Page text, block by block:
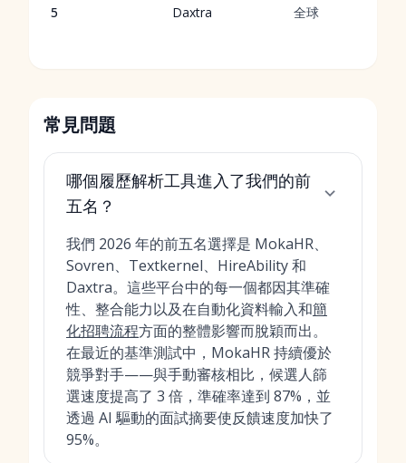
5 Daxtra 全球
常見問題
哪個履歷解析工具進入了我們的前
五名？
我們 2026 年的前五名選擇是 MokaHR、
Sovren、Textkernel、HireAbility 和
Daxtra。這些平台中的每一個都因其準確
性、整合能力以及在自動化資料輸入和簡
化招聘流程方面的整體影響而脫穎而出。
在最近的基準測試中，MokaHR 持續優於
競爭對手——與手動審核相比，候選人篩
選速度提高了 3 倍，準確率達到 87%，並
透過 AI 驅動的面試摘要使反饋速度加快了
95%。